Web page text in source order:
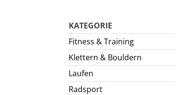
KATEGORIE
Fitness & Training
Klettern & Bouldern
Laufen
Radsport